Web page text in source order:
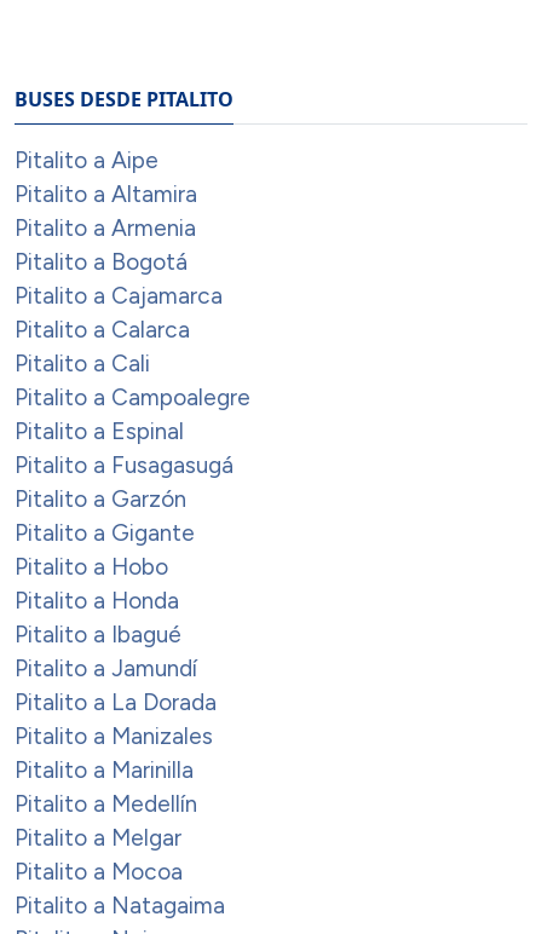
BUSES DESDE PITALITO
Pitalito a Aipe
Pitalito a Altamira
Pitalito a Armenia
Pitalito a Bogotá
Pitalito a Cajamarca
Pitalito a Calarca
Pitalito a Cali
Pitalito a Campoalegre
Pitalito a Espinal
Pitalito a Fusagasugá
Pitalito a Garzón
Pitalito a Gigante
Pitalito a Hobo
Pitalito a Honda
Pitalito a Ibagué
Pitalito a Jamundí
Pitalito a La Dorada
Pitalito a Manizales
Pitalito a Marinilla
Pitalito a Medellín
Pitalito a Melgar
Pitalito a Mocoa
Pitalito a Natagaima